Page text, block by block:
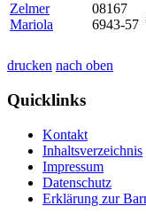
Zelmer
Mariola
08167
6943-57
drucken nach oben
Quicklinks
Kontakt
Inhaltsverzeichnis
Impressum
Datenschutz
Erklärung zur